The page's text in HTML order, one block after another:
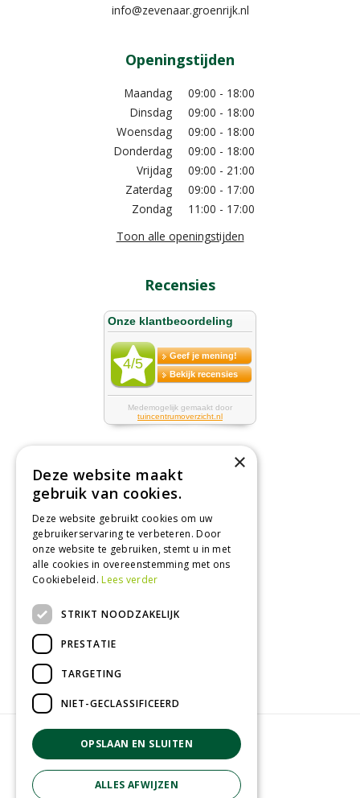
info@zevenaar.groenrijk.nl
Openingstijden
Maandag
09:00 - 18:00
Dinsdag
09:00 - 18:00
Woensdag
09:00 - 18:00
Donderdag
09:00 - 18:00
Vrijdag
09:00 - 21:00
Zaterdag
09:00 - 17:00
Zondag
11:00 - 17:00
Toon alle openingstijden
Recensies
Tuincentrum
Nieuws
Tuintips
Tuincentrum
Tuinplanten
© GroenRijk Zevenaar
Green Solutions
Privacy policy
×
Deze website maakt
gebruik van cookies.
Deze website gebruikt cookies om uw
gebruikerservaring te verbeteren. Door
onze website te gebruiken, stemt u in met
alle cookies in overeenstemming met ons
Cookiebeleid.Lees verder
STRIKT NOODZAKELIJK
PRESTATIE
TARGETING
NIET-GECLASSIFICEERD
OPSLAAN EN SLUITEN
ALLES AFWIJZEN